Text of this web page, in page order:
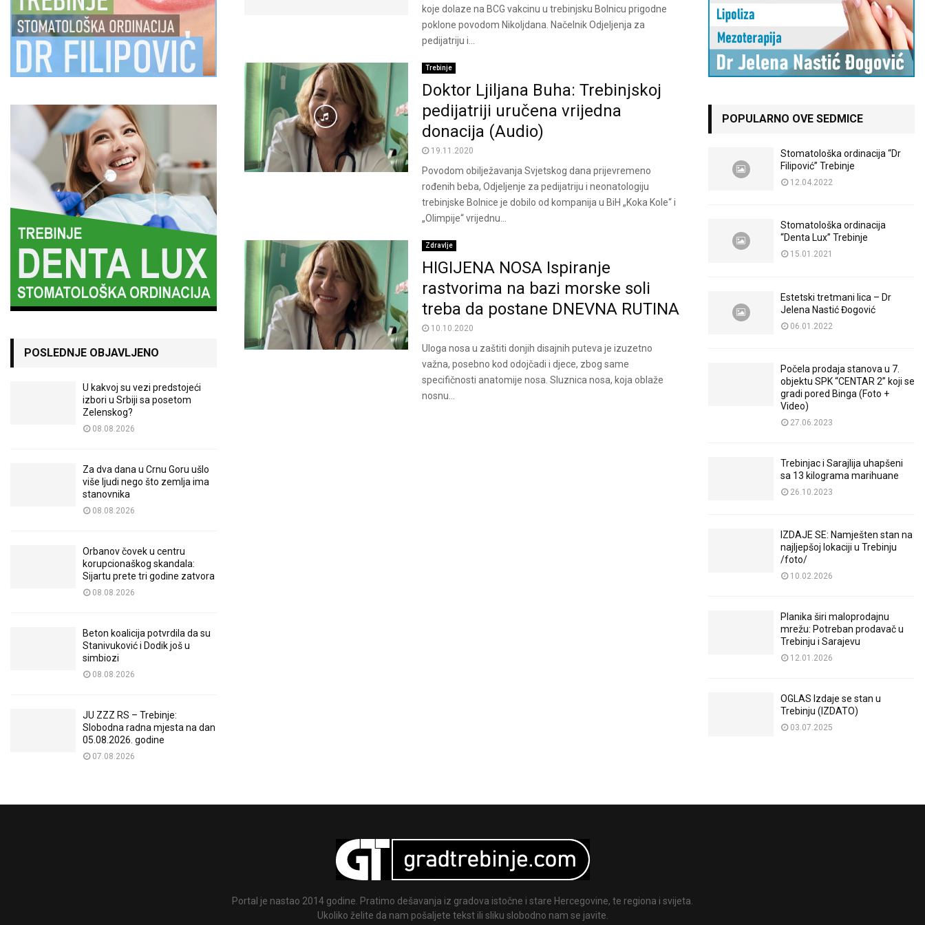
koje dolaze na BCG vakcinu u trebinjsku Bolnicu prigodne
poklone povodom Nikoljdana. Načelnik Odjeljenja za
pedijatriju i...
Trebinje
Doktor Ljiljana Buha: Trebinjskoj
pedijatriji uručena vrijedna
donacija (Audio)
19.11.2020
Povodom obilježavanja Svjetskog dana prijevremeno
rođenih beba, Odjeljenje za pedijatriju i neonatologiju
trebinjske Bolnice je dobilo od kompanija u BiH „Koka Kole“ i
„Olimpije“ vrijednu...
Zdravlje
HIGIJENA NOSA Ispiranje
rastvorima na bazi morske soli
treba da postane DNEVNA RUTINA
10.10.2020
Uloga nosa u zaštiti donjih disajnih puteva je izuzetno
važna, posebno kod odojčadi i djece, zbog same
specifičnosti anatomije nosa. Sluznica nosa, koja oblaže
nosnu...
POSLEDNJE OBJAVLJENO
U kakvoj su vezi predstojeći
izbori u Srbiji sa posetom
Zelenskog?
08.08.2026
Za dva dana u Crnu Goru ušlo
više ljudi nego što zemlja ima
stanovnika
08.08.2026
Orbanov čovek u centru
korupcionaškog skandala:
Sijartu prete tri godine zatvora
08.08.2026
Beton koalicija potvrdila da su
Stanivuković i Dodik još u
simbiozi
08.08.2026
JU ZZZ RS – Trebinje:
Slobodna radna mjesta na dan
05.08.2026. godine
07.08.2026
POPULARNO OVE SEDMICE
Stomatološka ordinacija “Dr
Filipović” Trebinje
12.04.2022
Stomatološka ordinacija
“Denta Lux” Trebinje
15.01.2021
Estetski tretmani lica – Dr
Jelena Nastić Đogović
06.01.2022
Počela prodaja stanova u 7.
objektu SPK “CENTAR 2” koji se
gradi pored Binga (Foto +
Video)
27.06.2023
Trebinjac i Sarajlija uhapšeni
sa 13 kilograma marihuane
26.10.2023
IZDAJE SE: Namješten stan na
najljepšoj lokaciji u Trebinju
/foto/
10.02.2026
Planika širi maloprodajnu
mrežu: Potreban prodavač u
Trebinju i Sarajevu
12.01.2026
OGLAS Izdaje se stan u
Trebinju (IZDATO)
03.07.2025
Portal je nastao 2014 godine. Pratimo dešavanja iz gradova istočne i stare Hercegovine, te regiona i svijeta.
Ukoliko želite da nam pošaljete tekst ili sliku slobodno nam se javite.